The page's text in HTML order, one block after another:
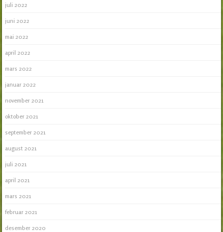
juli 2022
juni 2022
mai 2022
april 2022
mars 2022
januar 2022
november 2021
oktober 2021
september 2021
august 2021
juli 2021
april 2021
mars 2021
februar 2021
desember 2020